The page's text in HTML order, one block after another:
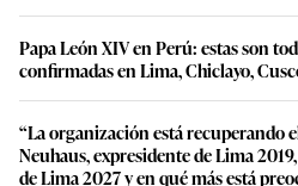
Papa León XIV en Perú: estas son
confirmadas en Lima, Chiclayo,
“La organización está recuperando
Neuhaus, expresidente de Lima
de Lima 2027 y en qué más está